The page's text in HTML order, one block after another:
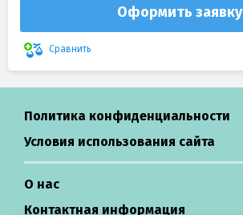
Оформить заявку
Сравнить
Политика конфиденциальности
Условия использования сайта
О нас
Контактная информация